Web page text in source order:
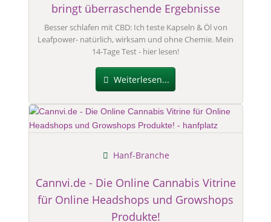
bringt überraschende Ergebnisse
Besser schlafen mit CBD: Ich teste Kapseln & Öl von
Leafpower- natürlich, wirksam und ohne Chemie. Mein
14-Tage Test - hier lesen!
Weiterlesen...
Cannvi.de - Die Online Cannabis Vitrine
für Online Headshops und Growshops
Produkte!
Hanf-Branche